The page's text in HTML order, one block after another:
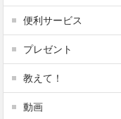
便利サービス
プレゼント
教えて！
動画